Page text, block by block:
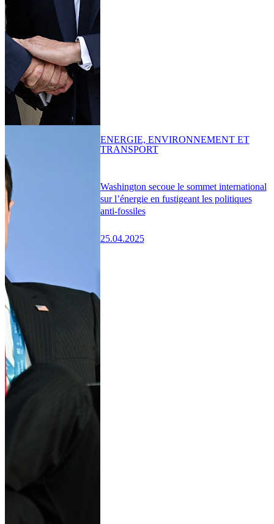
Washington secoue le sommet international
sur l’énergie en fustigeant les politiques
anti-fossiles
25.04.2025
ENERGIE, ENVIRONNEMENT ET
TRANSPORT